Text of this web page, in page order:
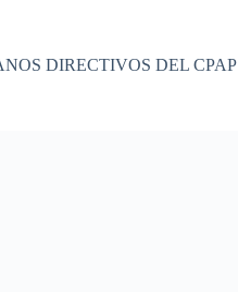
DIRECTIVOS DEL CPAP